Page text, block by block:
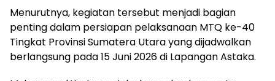
Menurutnya, kegiatan tersebut menjadi bagian
penting dalam persiapan pelaksanaan MTQ ke-40
Tingkat Provinsi Sumatera Utara yang dijadwalkan
berlangsung pada 15 Juni 2026 di Lapangan Astaka.